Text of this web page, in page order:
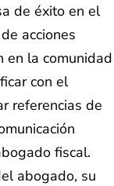
de éxito en el
acciones
en la comunidad
con el
referencias de
fiscal.
abogado, su